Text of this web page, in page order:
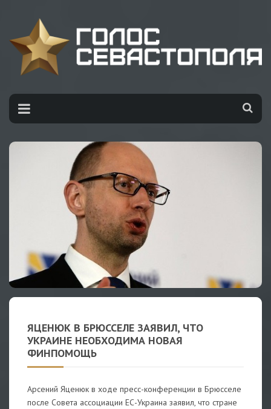
ЯЦЕНЮК В БРЮССЕЛЕ ЗАЯВИЛ, ЧТО
УКРАИНЕ НЕОБХОДИМА НОВАЯ
ФИНПОМОЩЬ
Арсений Яценюк в ходе пресс-конференции в Брюсселе
после Совета ассоциации ЕС-Украина заявил, что стране